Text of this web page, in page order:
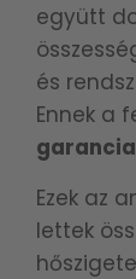
együtt
és
Ennek a
garancia
Ezek az
lettek